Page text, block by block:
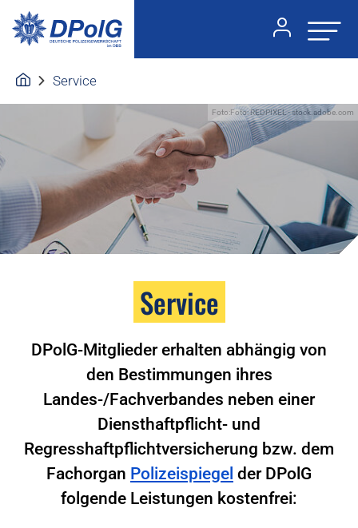
Service
Foto:Foto: REDPIXEL - stock.adobe.com
Service
DPolG-Mitglieder erhalten abhängig von
den Bestimmungen ihres
Landes-/Fachverbandes neben einer
Diensthaftpflicht- und
Regresshaftpflichtversicherung bzw. dem
Fachorgan Polizeispiegel der DPolG
folgende Leistungen kostenfrei: